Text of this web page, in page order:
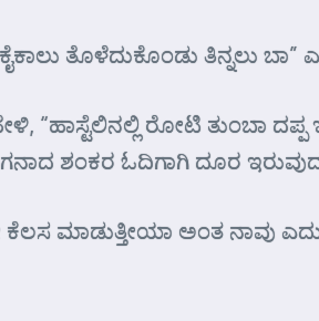
ತೊಳೆದುಕೊಂಡು ತಿನ್ನಲು
“ಹಾಸ್ಟೆಲಿನಲ್ಲಿ ರೋಟಿ ತುಂಬಾ
ಶಂಕರ ಓದಿಗಾಗಿ ದೂರ ಇರುವುದು
ಮಾಡುತ್ತೀಯಾ ಅಂತ ನಾವು